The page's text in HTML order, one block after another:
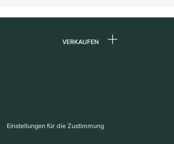
VERKAUFEN
Einstellungen für die Zustimmung